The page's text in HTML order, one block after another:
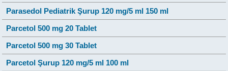
Parasedol Pediatrik Şurup 120 mg/5 ml 150 ml
Parcetol 500 mg 20 Tablet
Parcetol 500 mg 30 Tablet
Parcetol Şurup 120 mg/5 ml 100 ml